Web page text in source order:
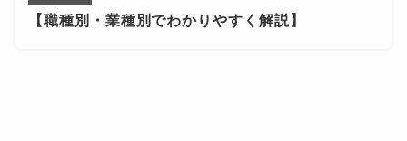
【職種別・業種別でわかりやすく解説】